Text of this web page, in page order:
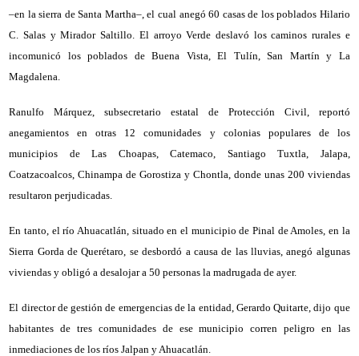
–en la sierra de Santa Martha–, el cual anegó 60 casas de los poblados Hilario
C. Salas y Mirador Saltillo. El arroyo Verde deslavó los caminos rurales e
incomunicó los poblados de Buena Vista, El Tulín, San Martín y La
Magdalena.
Ranulfo Márquez, subsecretario estatal de Protección Civil, reportó
anegamientos en otras 12 comunidades y colonias populares de los
municipios de Las Choapas, Catemaco, Santiago Tuxtla, Jalapa,
Coatzacoalcos, Chinampa de Gorostiza y Chontla, donde unas 200 viviendas
resultaron perjudicadas.
En tanto, el río Ahuacatlán, situado en el municipio de Pinal de Amoles, en la
Sierra Gorda de Querétaro, se desbordó a causa de las lluvias, anegó algunas
viviendas y obligó a desalojar a 50 personas la madrugada de ayer.
El director de gestión de emergencias de la entidad, Gerardo Quitarte, dijo que
habitantes de tres comunidades de ese municipio corren peligro en las
inmediaciones de los ríos Jalpan y Ahuacatlán.